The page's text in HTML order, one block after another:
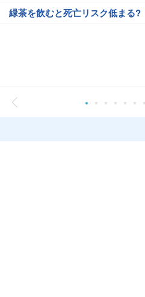
緑茶を飲むと死亡リスク低まる?